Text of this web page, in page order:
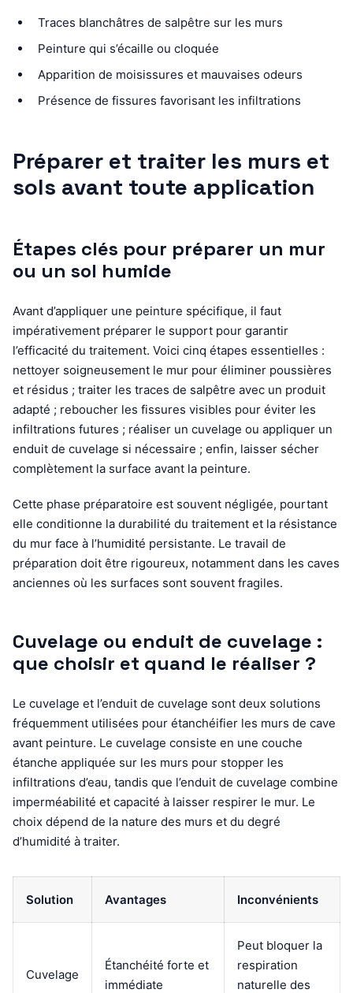
Traces blanchâtres de salpêtre sur les murs
Peinture qui s’écaille ou cloquée
Apparition de moisissures et mauvaises odeurs
Présence de fissures favorisant les infiltrations
Préparer et traiter les murs et
sols avant toute application
Étapes clés pour préparer un mur
ou un sol humide
Avant d’appliquer une peinture spécifique, il faut
impérativement préparer le support pour garantir
l’efficacité du traitement. Voici cinq étapes essentielles :
nettoyer soigneusement le mur pour éliminer poussières
et résidus ; traiter les traces de salpêtre avec un produit
adapté ; reboucher les fissures visibles pour éviter les
infiltrations futures ; réaliser un cuvelage ou appliquer un
enduit de cuvelage si nécessaire ; enfin, laisser sécher
complètement la surface avant la peinture.
Cette phase préparatoire est souvent négligée, pourtant
elle conditionne la durabilité du traitement et la résistance
du mur face à l’humidité persistante. Le travail de
préparation doit être rigoureux, notamment dans les caves
anciennes où les surfaces sont souvent fragiles.
Cuvelage ou enduit de cuvelage :
que choisir et quand le réaliser ?
Le cuvelage et l’enduit de cuvelage sont deux solutions
fréquemment utilisées pour étanchéifier les murs de cave
avant peinture. Le cuvelage consiste en une couche
étanche appliquée sur les murs pour stopper les
infiltrations d’eau, tandis que l’enduit de cuvelage combine
imperméabilité et capacité à laisser respirer le mur. Le
choix dépend de la nature des murs et du degré
d’humidité à traiter.
Solution Avantages Inconvénients
Cuvelage
Étanchéité forte et
immédiate
Peut bloquer la
respiration
naturelle des